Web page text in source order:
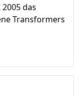
das
Transformers